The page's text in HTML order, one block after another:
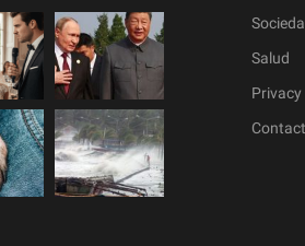
Salud
Privacy